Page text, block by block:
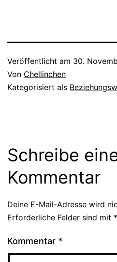
Veröffentlicht am 30.
Von Chellinchen
Kategorisiert als
Schreibe
Kommentar
Deine E-Mail-Adresse wird
Erforderliche Felder sind mit *
Kommentar *